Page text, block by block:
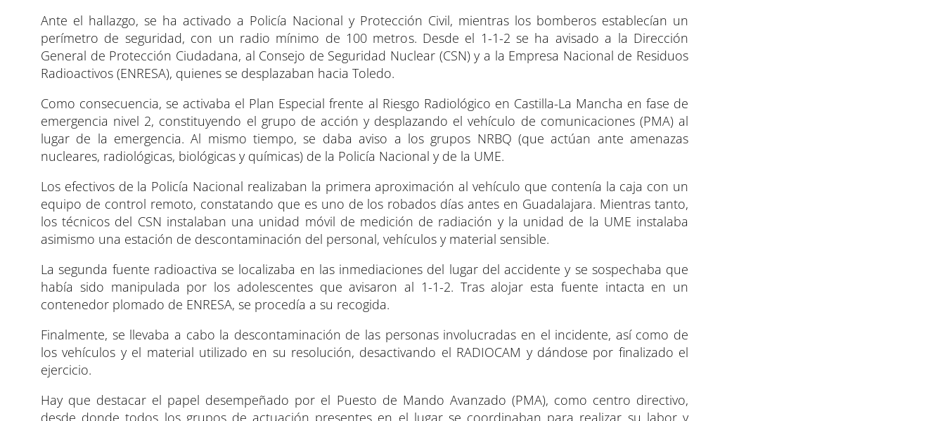
Ante el hallazgo, se ha activado a Policía Nacional y Protección Civil, mientras los bomberos establecían un
perímetro de seguridad, con un radio mínimo de 100 metros. Desde el 1-1-2 se ha avisado a la Dirección
General de Protección Ciudadana, al Consejo de Seguridad Nuclear (CSN) y a la Empresa Nacional de Residuos
Radioactivos (ENRESA), quienes se desplazaban hacia Toledo.
Como consecuencia, se activaba el Plan Especial frente al Riesgo Radiológico en Castilla-La Mancha en fase de
emergencia nivel 2, constituyendo el grupo de acción y desplazando el vehículo de comunicaciones (PMA) al
lugar de la emergencia. Al mismo tiempo, se daba aviso a los grupos NRBQ (que actúan ante amenazas
nucleares, radiológicas, biológicas y químicas) de la Policía Nacional y de la UME.
Los efectivos de la Policía Nacional realizaban la primera aproximación al vehículo que contenía la caja con un
equipo de control remoto, constatando que es uno de los robados días antes en Guadalajara. Mientras tanto,
los técnicos del CSN instalaban una unidad móvil de medición de radiación y la unidad de la UME instalaba
asimismo una estación de descontaminación del personal, vehículos y material sensible.
La segunda fuente radioactiva se localizaba en las inmediaciones del lugar del accidente y se sospechaba que
había sido manipulada por los adolescentes que avisaron al 1-1-2. Tras alojar esta fuente intacta en un
contenedor plomado de ENRESA, se procedía a su recogida.
Finalmente, se llevaba a cabo la descontaminación de las personas involucradas en el incidente, así como de
los vehículos y el material utilizado en su resolución, desactivando el RADIOCAM y dándose por finalizado el
ejercicio.
Hay que destacar el papel desempeñado por el Puesto de Mando Avanzado (PMA), como centro directivo,
desde donde todos los grupos de actuación presentes en el lugar se coordinaban para realizar su labor y